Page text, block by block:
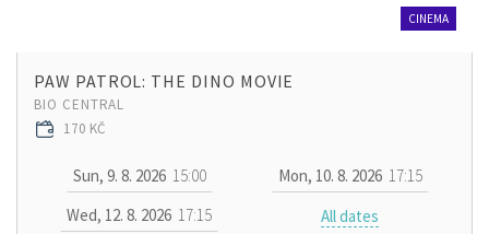
CINEMA
PAW PATROL: THE DINO MOVIE
BIO CENTRAL
170 KČ
Sun, 9. 8. 2026 15:00 Mon, 10. 8. 2026 17:15
Wed, 12. 8. 2026 17:15 All dates